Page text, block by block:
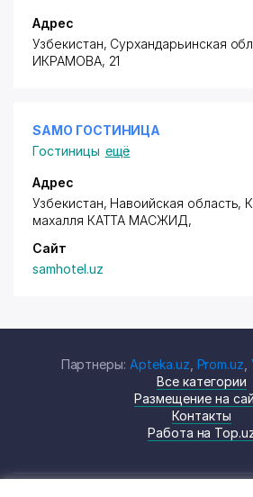
Адрес
Узбекистан, Сурхандарьинская
ИКРАМОВА, 21
SAMO ГОСТИНИЦА
Гостиницы ещё
Адрес
Узбекистан, Навоийская область,
махалля КАТТА МАСЖИД,
Сайт
samhotel.uz
Партнеры: Apteka.uz Prom.uz ,
Все категории
Размещение на
Контакты
Работа на